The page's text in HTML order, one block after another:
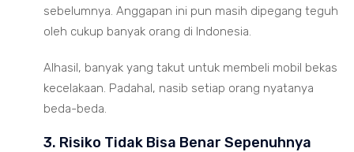
sebelumnya. Anggapan ini pun masih dipegang teguh
oleh cukup banyak orang di Indonesia.
Alhasil, banyak yang takut untuk membeli mobil bekas
kecelakaan. Padahal, nasib setiap orang nyatanya
beda-beda.
3. Risiko Tidak Bisa Benar Sepenuhnya